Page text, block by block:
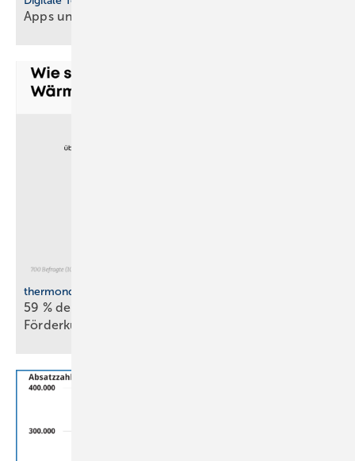
Apps und Soft­ware für Hand­werker und
thermondo Wärmepumpen-Monitor
59 % der Haus­be­sit­zer stellen sich gegen
För­der­kür­zungen